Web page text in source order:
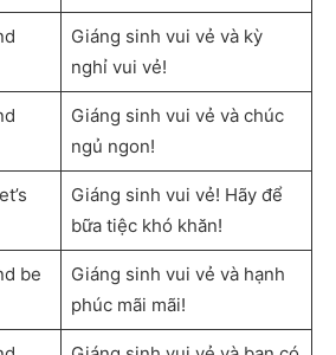
Giáng sinh vui vẻ và kỳ
nghỉ vui vẻ!
Giáng sinh vui vẻ và chúc
ngủ ngon!
Giáng sinh vui vẻ! Hãy để
bữa tiệc khó khăn!
be
Giáng sinh vui vẻ và hạnh
phúc mãi mãi!